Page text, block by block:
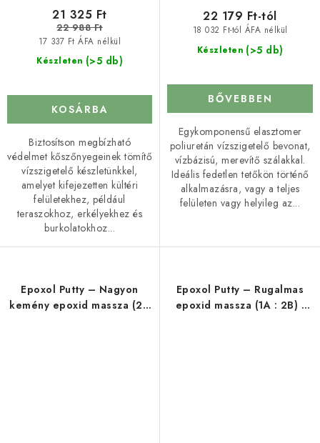
Készleten (>5 db)
17 337 Ft ÁFA nélkül
21 325 Ft
22 988 Ft
KOSÁRBA
Biztosítson megbízható
védelmet kőszőnyegeinek tömítő
vízszigetelő készletünkkel,
amelyet kifejezetten kültéri
felületekhez, például
teraszokhoz, erkélyekhez és
burkolatokhoz...
Készleten (>5 db)
18 032 Ft-tól ÁFA nélkül
22 179 Ft-tól
BŐVEBBEN
Egykomponensű elasztomer
poliuretán vízszigetelő bevonat,
vízbázisú, merevítő szálakkal.
Ideális fedetlen tetőkön történő
alkalmazásra, vagy a teljes
felületen vagy helyileg az...
Epoxol Putty – Nagyon
kemény epoxid massza (2A
Epoxol Putty – Rugalmas
epoxid massza (1A : 2B) -